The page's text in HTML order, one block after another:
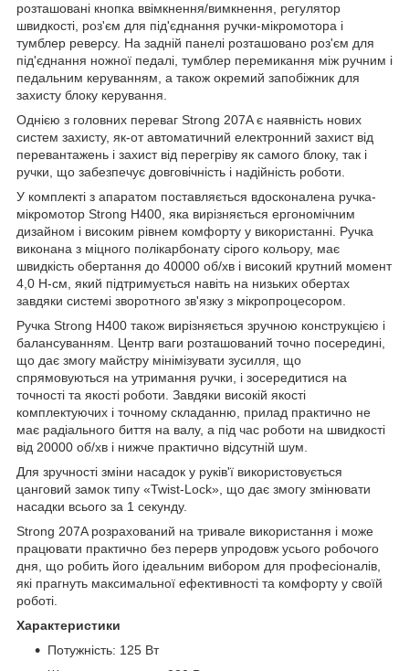
розташовані кнопка ввімкнення/вимкнення, регулятор
швидкості, роз'єм для під'єднання ручки-мікромотора і
тумблер реверсу. На задній панелі розташовано роз'єм для
під'єднання ножної педалі, тумблер перемикання між ручним і
педальним керуванням, а також окремий запобіжник для
захисту блоку керування.
Однією з головних переваг Strong 207A є наявність нових
систем захисту, як-от автоматичний електронний захист від
перевантажень і захист від перегріву як самого блоку, так і
ручки, що забезпечує довговічність і надійність роботи.
У комплекті з апаратом поставляється вдосконалена ручка-
мікромотор Strong H400, яка вирізняється ергономічним
дизайном і високим рівнем комфорту у використанні. Ручка
виконана з міцного полікарбонату сірого кольору, має
швидкість обертання до 40000 об/хв і високий крутний момент
4,0 Н-см, який підтримується навіть на низьких обертах
завдяки системі зворотного зв'язку з мікропроцесором.
Ручка Strong H400 також вирізняється зручною конструкцією і
балансуванням. Центр ваги розташований точно посередині,
що дає змогу майстру мінімізувати зусилля, що
спрямовуються на утримання ручки, і зосередитися на
точності та якості роботи. Завдяки високій якості
комплектуючих і точному складанню, прилад практично не
має радіального биття на валу, а під час роботи на швидкості
від 20000 об/хв і нижче практично відсутній шум.
Для зручності зміни насадок у руків'ї використовується
цанговий замок типу «Twist-Lock», що дає змогу змінювати
насадки всього за 1 секунду.
Strong 207A розрахований на тривале використання і може
працювати практично без перерв упродовж усього робочого
дня, що робить його ідеальним вибором для професіоналів,
які прагнуть максимальної ефективності та комфорту у своїй
роботі.
Характеристики
Потужність: 125 Вт